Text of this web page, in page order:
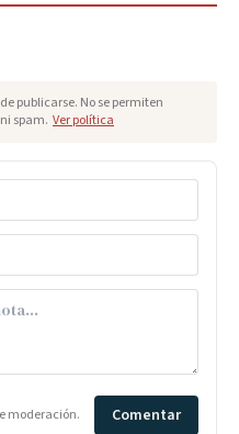
publicarse. No se permiten
spam. Ver política
moderación. Comentar